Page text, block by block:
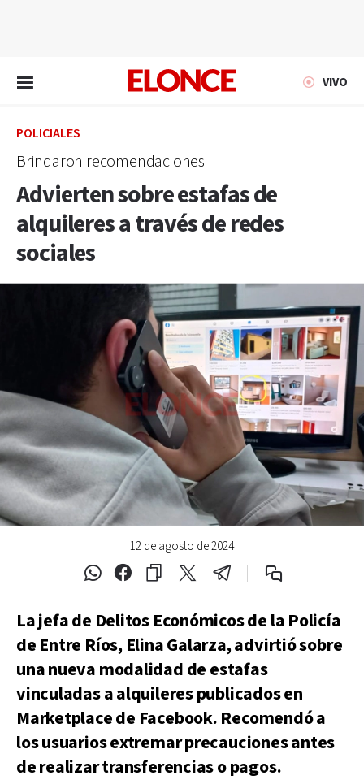
VIVO
POLICIALES
Brindaron recomendaciones
Advierten sobre estafas de
alquileres a través de redes
sociales
12 de agosto de 2024
La jefa de Delitos Económicos de la Policía
de Entre Ríos, Elina Galarza, advirtió sobre
una nueva modalidad de estafas
vinculadas a alquileres publicados en
Marketplace de Facebook. Recomendó a
los usuarios extremar precauciones antes
de realizar transferencias o pagos.